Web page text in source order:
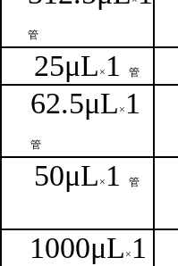
管
25μL × 1 管
62.5μL × 1
管
50μL × 1管
1000μL × 1